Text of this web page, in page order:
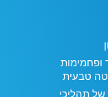
ופחמימות
טבעית
של תהליכי